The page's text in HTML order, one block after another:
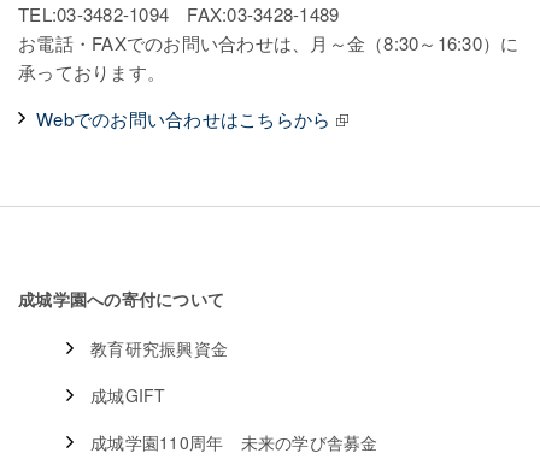
TEL:03-3482-1094 FAX:03-3428-1489
お電話・FAXでのお問い合わせは、月～金（8:30～16:30）に
承っております。
Webでのお問い合わせはこちらから
成城学園への寄付について
教育研究振興資金
成城GIFT
成城学園110周年 未来の学び舎募金